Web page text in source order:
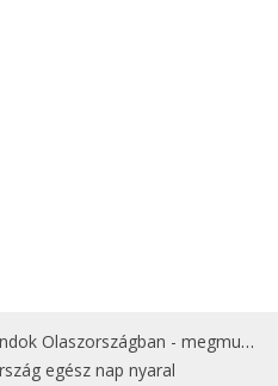
- megmutatjuk a 15 legjobbat
egész nap nyaral